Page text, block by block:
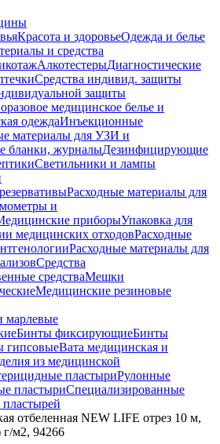
Красота и здоровьеОдежда и белье
и средства
АлкотестерыДиагностические
Средства индивид. защиты
защиты
медицинское белье и
одеждаИнъекционные
материалы для УЗИ и
бланки, журналыДезинфицирующие
Светильники и лампы
Расходные материалы для
и
приборыУпаковка для
медицинских отходовРасходные
Расходные материалы для
Средства
средстваМешки
Медицинские резиновые
марлевые
Бинты фиксирующиеБинты
гипсовыеВата медицинская и
из медицинской
пластыриРулонные
пластыриСпециализированные
отбеленная NEW LIFE отрез 10 м,
г/м2, 94266